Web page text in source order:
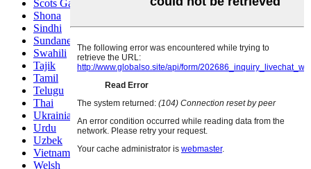
Scots Gaelic
Shona
Sindhi
Sundanese
Swahili
Tajik
Tamil
Telugu
Thai
Ukrainian
Urdu
Uzbek
Vietnamese
Welsh